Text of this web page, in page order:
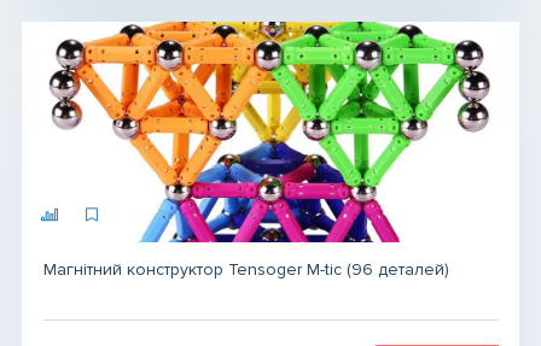
Магнітний конструктор Tensoger M-tic (96 деталей)